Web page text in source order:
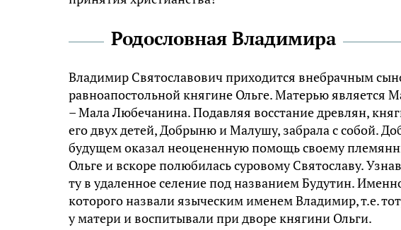
Родословная Владимира
Владимир Святославович приходится внебрачным
равноапостольной княгине Ольге. Матерью является
– Мала Любечанина. Подавляя восстание древлян,
его двух детей, Добрыню и Малушу, забрала с собой.
будущем оказал неоцененную помощь своему
Ольге и вскоре полюбилась суровому Святославу.
ту в удаленное селение под названием Будутин.
которого назвали языческим именем Владимир, т.е.
у матери и воспитывали при дворе княгини Ольги.